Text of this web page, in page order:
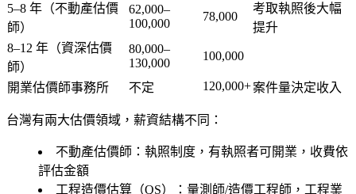
5–8 年（不動產估價
師）
62,000–
100,000
78,000
考取執照後大幅
提升
8–12 年（資深估價
師）
80,000–
130,000
100,000
開業估價師事務所 不定 120,000+案件量決定收入
台灣有兩大估價領域，薪資結構不同：
不動產估價師 ：執照制度，有執照者可開業，收費依
評估金額
工程造價估算（QS）
：量測師/造價工程師，工程業